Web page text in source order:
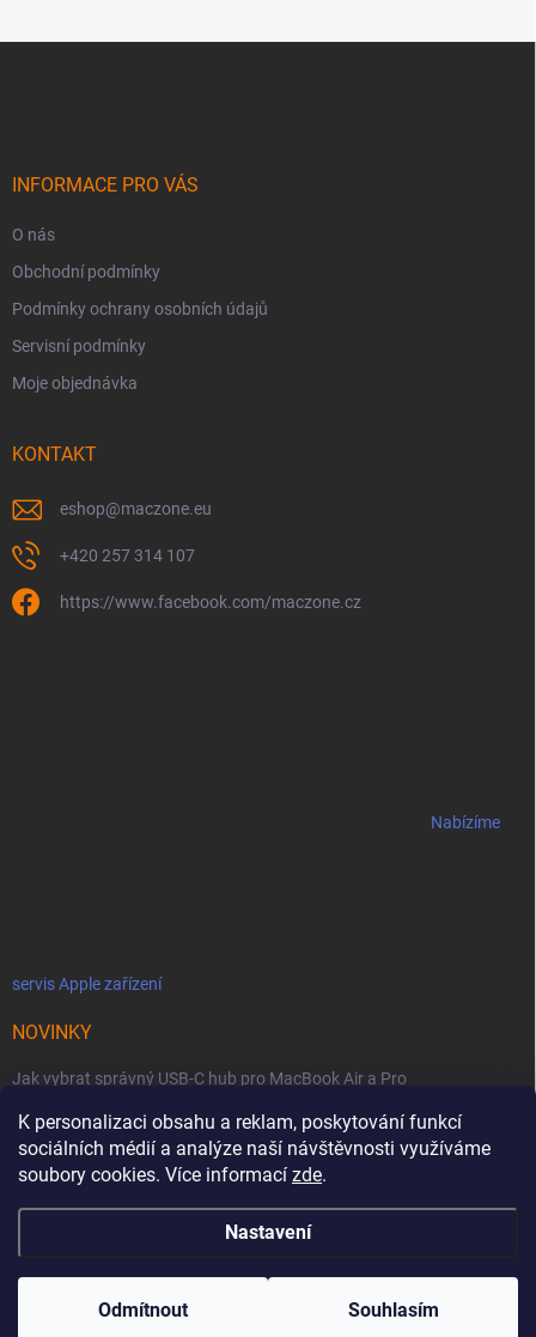
K personalizaci obsahu a reklam, poskytování funkcí
sociálních médií a analýze naší návštěvnosti využíváme
soubory cookies. Více informací zde.
Nastavení
Odmítnout Souhlasím
INFORMACE PRO VÁS
O nás
Obchodní podmínky
Podmínky ochrany osobních údajů
Servisní podmínky
Moje objednávka
KONTAKT
eshop@maczone.eu
+420 257 314 107
https://www.facebook.com/maczone.cz
Nabízíme
servis Apple zařízení
NOVINKY
Jak vybrat správný USB-C hub pro MacBook Air a Pro
Jaké podmínky jsou u licencí OWC SoftRAID ?
OWC Thunderbolt 5 Dual 10GbE: Síťová bestie se dvěma 10GbE porty
Copyright 2026MacZone. Všechna práva vyhrazena.Upravit nastavení